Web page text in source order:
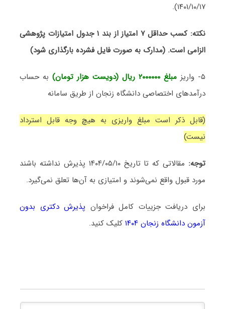
۱۴۰۱/۱۰/۱۷).
نکته: کسب حداقل ۷ امتیاز از بند ۱ جدول امتیازات پژوهشی
الزامی است. (مدارک به صورت فایل فشرده بارگذاری شود)
۵- واریز مبلغ ۲۰۰۰۰۰۰ ریال (دویست هزار تومان)
به حساب
درآمدهای اختصاصی دانشگاه زنجان از طریق سامانه
(قابل ذکر است مبلغ واریزی به هیچ وجه قابل استرداد
نیست)
توجه:
مقالاتی که تا تاریخ ۱۴۰۴/۰۵/۱۰ پذیرش نداشته باشند
مورد قبول واقع نمی‌شوند و امتیازی به آن‌ها تعلق نمی‌گیرد.
برای دریافت جزییات کامل فراخوان پذیرش دکتری بدون
آزمون دانشگاه زنجان ۱۴۰۴
کلیک کنید.